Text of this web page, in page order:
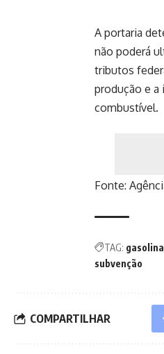
A portaria
não poderá
tributos
produção e a
combustível.
Fonte:
TAG: gasolina
subvenção
COMPARTILHAR